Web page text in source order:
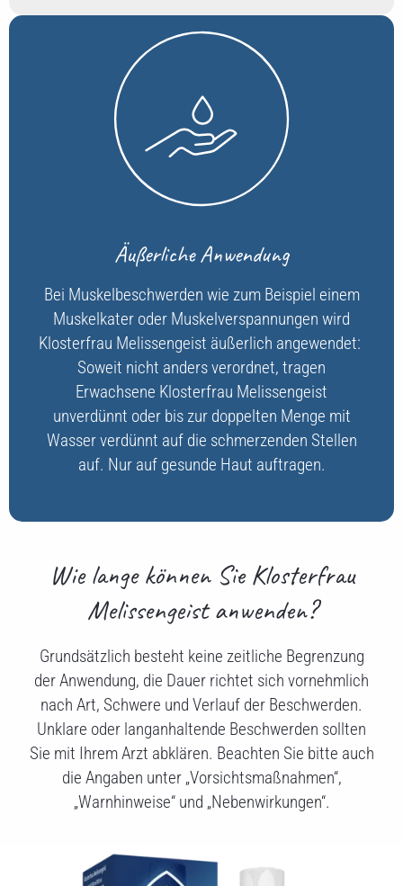
Äußerliche Anwendung
Bei Muskelbeschwerden wie zum Beispiel einem
Muskelkater oder Muskelverspannungen wird
Klosterfrau Melissengeist äußerlich angewendet:
Soweit nicht anders verordnet, tragen
Erwachsene Klosterfrau Melissengeist
unverdünnt oder bis zur doppelten Menge mit
Wasser verdünnt auf die schmerzenden Stellen
auf. Nur auf gesunde Haut auftragen.
Wie lange können Sie Klosterfrau
Melissengeist anwenden?
Grundsätzlich besteht keine zeitliche Begrenzung
der Anwendung, die Dauer richtet sich vornehmlich
nach Art, Schwere und Verlauf der Beschwerden.
Unklare oder langanhaltende Beschwerden sollten
Sie mit Ihrem Arzt abklären. Beachten Sie bitte auch
die Angaben unter „Vorsichtsmaßnahmen“,
„Warnhinweise“ und „Nebenwirkungen“.